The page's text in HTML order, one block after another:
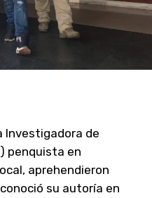
Investigadora de
penquista en
aprehendieron
su autoría en